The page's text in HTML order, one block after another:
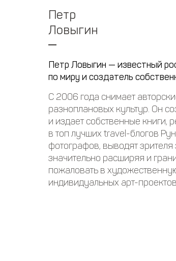
Петр
Ловыгин
Петр Ловыгин — известный
по миру и создатель
С 2006 года снимает
разноплановых культур. Он
и издает собственные книги,
в топ лучших travel-блогов
фотографов, выводят
значительно расширяя и
пожаловать в
индивидуальных арт-